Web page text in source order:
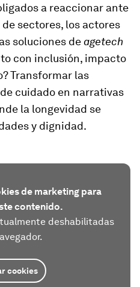
a reaccionar ante
de sectores, los actores
soluciones deagetech
con inclusión, impacto
Transformar las
cuidado en narrativas
la longevidad se
y dignidad.
de marketing para
contenido.
deshabilitadas
cookies